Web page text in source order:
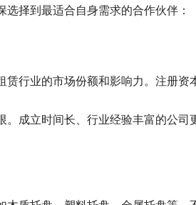
择到最适合自身需求的合作伙伴：
赁行业的市场份额和影响力。注册资
。成立时间长、行业经验丰富的公司